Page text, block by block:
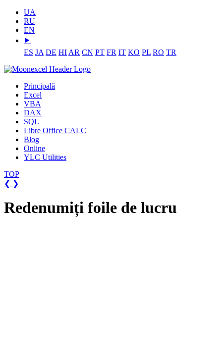
UA
RU
EN
⯈
ES JA DE HI AR CN PT FR IT KO PL RO TR
Principală
Excel
VBA
DAX
SQL
Libre Office CALC
Blog
Online
YLC Utilities
TOP
❮ ❯
Redenumiți foile de lucru